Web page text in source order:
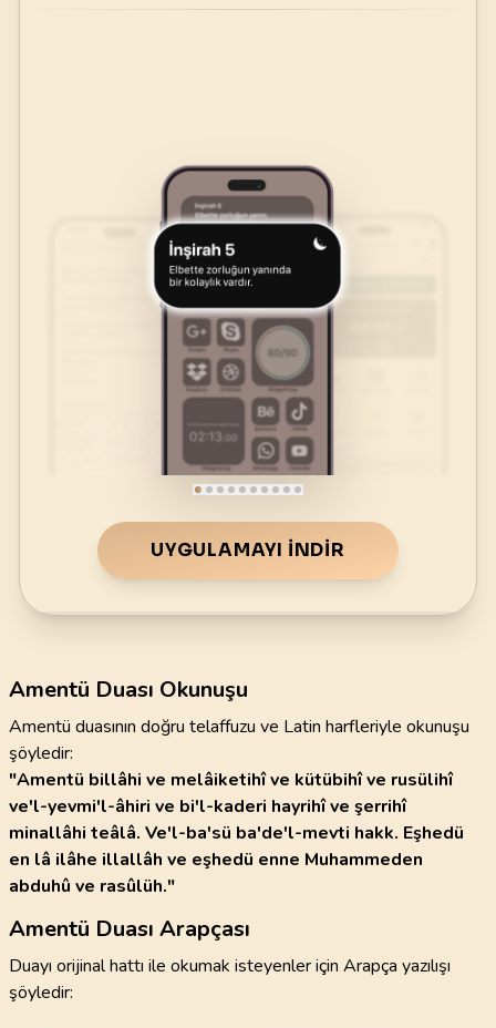
UYGULAMAYI İNDIR
Amentü Duası Okunuşu
Amentü duasının doğru telaffuzu ve Latin harfleriyle okunuşu
şöyledir:
"Amentü billâhi ve melâiketihî ve kütübihî ve rusülihî
ve'l-yevmi'l-âhiri ve bi'l-kaderi hayrihî ve şerrihî
minallâhi teâlâ. Ve'l-ba'sü ba'de'l-mevti hakk. Eşhedü
en lâ ilâhe illallâh ve eşhedü enne Muhammeden
abduhû ve rasûlüh."
Amentü Duası Arapçası
Duayı orijinal hattı ile okumak isteyenler için Arapça yazılışı
şöyledir: